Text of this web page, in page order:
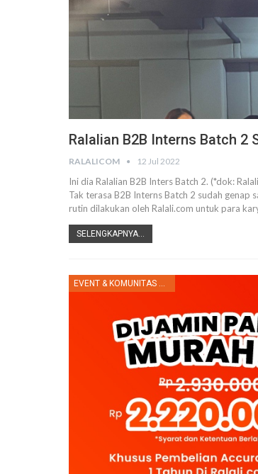
Ralalian B2B Interns Batch 2
RALALICOM 12 Jul 2022
Ini dia Ralalian B2B Inters Batch 2. (*dok:
Tak terasa B2B Interns Batch 2 sudah genap
rutin dilakukan oleh Ralali.com untuk para
SELENGKAPNYA...
EVENT & KOMUNITAS RALALI